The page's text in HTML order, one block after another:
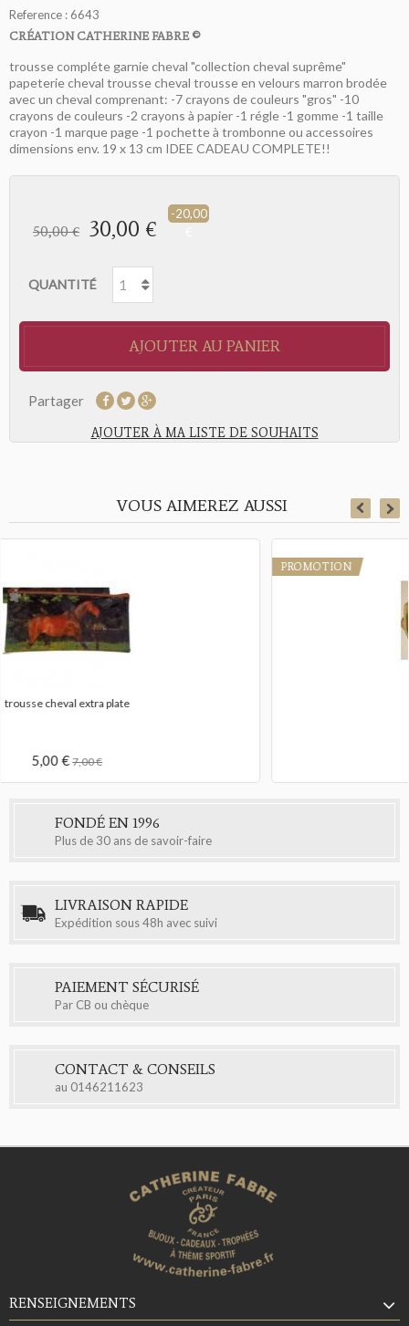
Reference : 6643
CRÉATION CATHERINE FABRE ©
trousse compléte garnie cheval "collection cheval suprême"
papeterie cheval trousse cheval trousse en velours marron brodée
avec un cheval comprenant: -7 crayons de couleurs "gros" -10
crayons de couleurs -2 crayons à papier -1 régle -1 gomme -1 taille
crayon -1 marque page -1 pochette à trombonne ou accessoires
dimensions env. 19 x 13 cm IDEE CADEAU COMPLETE!!
50,00 € 30,00 €
-20,00
QUANTITÉ
AJOUTER AU PANIER
Partager
AJOUTER À MA LISTE DE SOUHAITS
VOUS AIMEREZ AUSSI
FONDÉ EN 1996
Plus de 30 ans de savoir-faire
LIVRAISON RAPIDE
Expédition sous 48h avec suivi
PAIEMENT SÉCURISÉ
Par CB ou chèque
CONTACT & CONSEILS
au 0146211623
RENSEIGNEMENTS